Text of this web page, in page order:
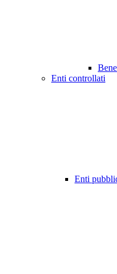
Enti controllati
Enti